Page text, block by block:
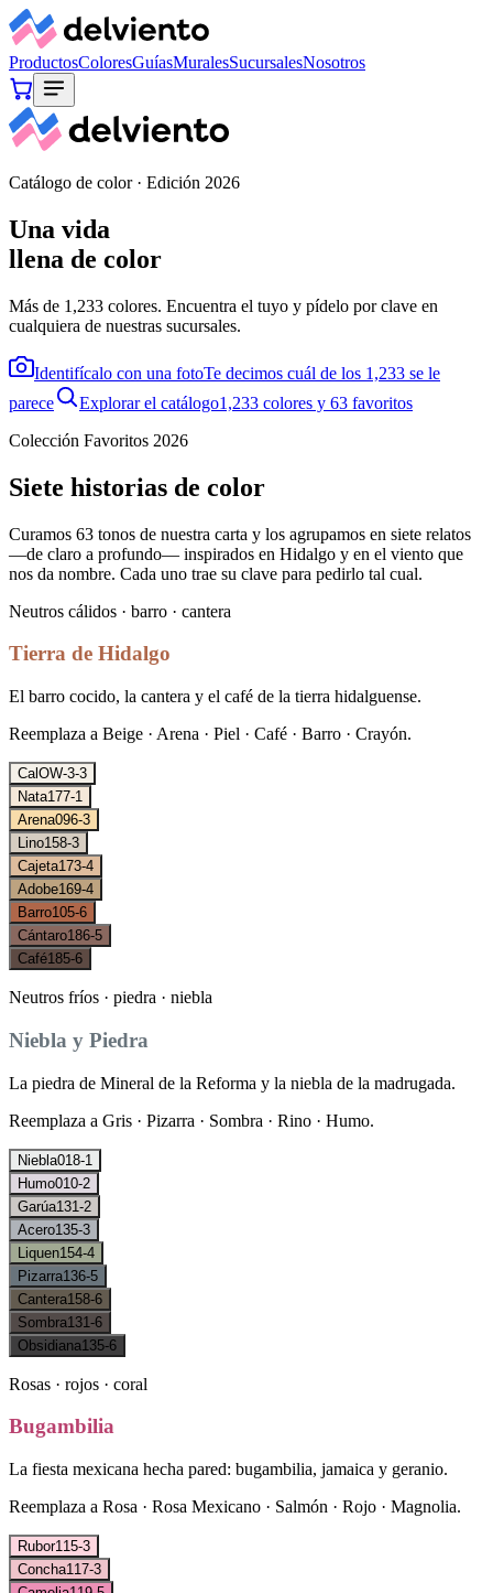
ProductosColoresGuíasMuralesSucursalesNosotros
Catálogo de color · Edición 2026
Una vida
llena de color
Más de 1,233 colores. Encuentra el tuyo y pídelo por clave en
cualquiera de nuestras sucursales.
Identifícalo con una fotoTe decimos cuál de los 1,233 se le
parece
Explorar el catálogo1,233 colores y 63 favoritos
Colección Favoritos 2026
Siete historias de color
Curamos 63 tonos de nuestra carta y los agrupamos en siete relatos
—de claro a profundo— inspirados en Hidalgo y en el viento que
nos da nombre. Cada uno trae su clave para pedirlo tal cual.
Neutros cálidos · barro · cantera
Tierra de Hidalgo
El barro cocido, la cantera y el café de la tierra hidalguense.
Reemplaza a Beige · Arena · Piel · Café · Barro · Crayón.
CalOW-3-3
Nata177-1
Arena096-3
Lino158-3
Cajeta173-4
Adobe169-4
Barro105-6
Cántaro186-5
Café185-6
Neutros fríos · piedra · niebla
Niebla y Piedra
La piedra de Mineral de la Reforma y la niebla de la madrugada.
Reemplaza a Gris · Pizarra · Sombra · Rino · Humo.
Niebla018-1
Humo010-2
Garúa131-2
Acero135-3
Liquen154-4
Pizarra136-5
Cantera158-6
Sombra131-6
Obsidiana135-6
Rosas · rojos · coral
Bugambilia
La fiesta mexicana hecha pared: bugambilia, jamaica y geranio.
Reemplaza a Rosa · Rosa Mexicano · Salmón · Rojo · Magnolia.
Rubor115-3
Concha117-3